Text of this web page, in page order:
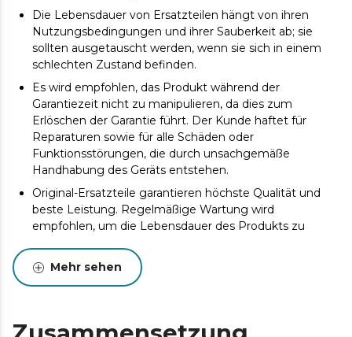
Die Lebensdauer von Ersatzteilen hängt von ihren
Nutzungsbedingungen und ihrer Sauberkeit ab; sie
sollten ausgetauscht werden, wenn sie sich in einem
schlechten Zustand befinden.
Es wird empfohlen, das Produkt während der
Garantiezeit nicht zu manipulieren, da dies zum
Erlöschen der Garantie führt. Der Kunde haftet für
Reparaturen sowie für alle Schäden oder
Funktionsstörungen, die durch unsachgemäße
Handhabung des Geräts entstehen.
Original-Ersatzteile garantieren höchste Qualität und
beste Leistung. Regelmäßige Wartung wird
empfohlen, um die Lebensdauer des Produkts zu
Mehr sehen